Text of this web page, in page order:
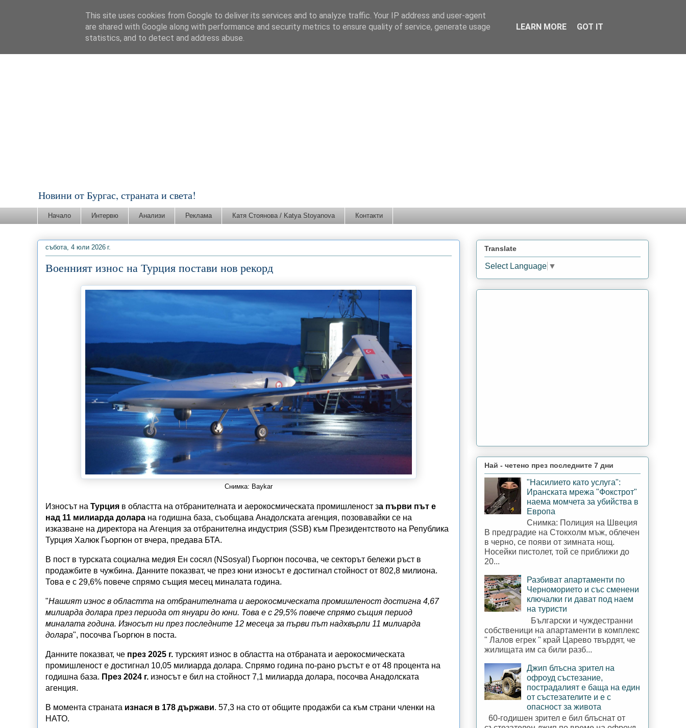
Новини от Бургас, страната и света!
Начало Интервю Анализи Реклама Катя Стоянова / Katya Stoyanova Контакти
събота, 4 юли 2026 г.
Военният износ на Турция постави нов рекорд
Снимка: Baykar
Износът на Турция в областта на отбранителната и аерокосмическата промишленост за първи път е
над 11 милиарда долара на годишна база, съобщава Анадолската агенция, позовавайки се на
изказване на директора на Агенция за отбранителна индустрия (SSB) към Президентството на Република
Турция Халюк Гьоргюн от вчера, предава БТА.
В пост в турската социална медия Ен сосял (NSosyal) Гьоргюн посочва, че секторът бележи ръст в
продажбите в чужбина. Данните показват, че през юни износът е достигнал стойност от 802,8 милиона.
Това е с 29,6% повече спрямо същия месец миналата година.
"Нашият износ в областта на отбранителната и аерокосмическата промишленост достигна 4,67
милиарда долара през периода от януари до юни. Това е с 29,5% повече спрямо същия период
миналата година. Износът ни през последните 12 месеца за първи път надхвърли 11 милиарда
долара", посочва Гьоргюн в поста.
Данните показват, че през 2025 г. турският износ в областта на отбраната и аерокосмическата
промишленост е достигнал 10,05 милиарда долара. Спрямо година по-рано ръстът е от 48 процента на
годишна база. През 2024 г. износът е бил на стойност 7,1 милиарда долара, посочва Анадолската
агенция.
В момента страната изнася в 178 държави. 57,3 на сто от общите продажби са към страни членки на
НАТО.
Translate
Select Language ▼
Най - четено през последните 7 дни
"Насилието като услуга":
Иранската мрежа "Фокстрот"
наема момчета за убийства в
Европа
Снимка: Полиция на Швеция
В предградие на Стокхолм мъж, облечен
в черно, се появи от зимната нощ.
Носейки пистолет, той се приближи до
20...
Разбиват апартаменти по
Черноморието и със сменени
ключалки ги дават под наем
на туристи
Български и чуждестранни
собственици на апартаменти в комплекс
" Лалов егрек " край Царево твърдят, че
жилищата им са били разб...
Джип блъсна зрител на
офроуд състезание,
пострадалият е баща на един
от състезателите и е с
опасност за живота
60-годишен зрител е бил блъснат от
This site uses cookies from Google to deliver its services and to analyze traffic. Your IP address and user-agent
are shared with Google along with performance and security metrics to ensure quality of service, generate usage
statistics, and to detect and address abuse.
LEARN MORE GOT IT